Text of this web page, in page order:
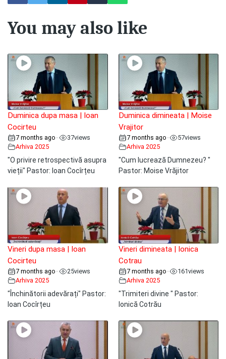
You may also like
Duminica dupa masa | Ioan
Cocirteu
7 months ago • 37views
Arhiva 2025
"O privire retrospectivă asupra
vieții" Pastor: Ioan Cocîrțeu
Duminica dimineata | Moise
Vrajitor
7 months ago • 57views
Arhiva 2025
"Cum lucrează Dumnezeu? "
Pastor: Moise Vrăjitor
Vineri dupa masa | Ioan
Cocirteu
7 months ago • 25views
Arhiva 2025
"Închinătorii adevărați" Pastor:
Ioan Cocîrțeu
Vineri dimineata | Ionica
Cotrau
7 months ago • 161views
Arhiva 2025
"Trimiteri divine " Pastor:
Ionică Cotrău